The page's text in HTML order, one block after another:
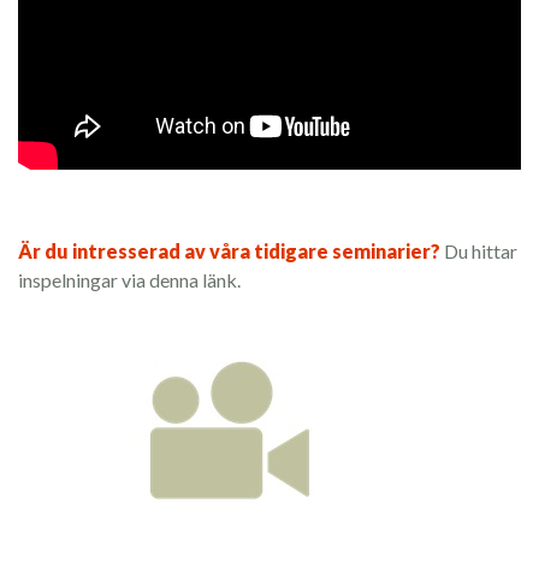
Är du intresserad av våra tidigare seminarier? Du hittar
inspelningar via denna länk.